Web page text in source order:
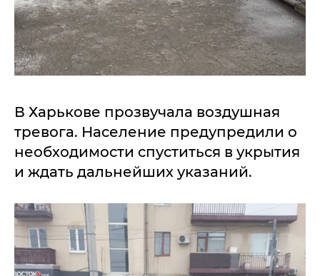
В Харькове прозвучала воздушная
тревога. Население предупредили о
необходимости спуститься в укрытия
и ждать дальнейших указаний.